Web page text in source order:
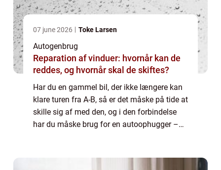
07 june 2026 Toke Larsen
Autogenbrug
Reparation af vinduer: hvornår kan de
reddes, og hvornår skal de skiftes?
Har du en gammel bil, der ikke længere kan
klare turen fra A-B, så er det måske på tide at
skille sig af med den, og i den forbindelse
har du måske brug for en autoophugger –